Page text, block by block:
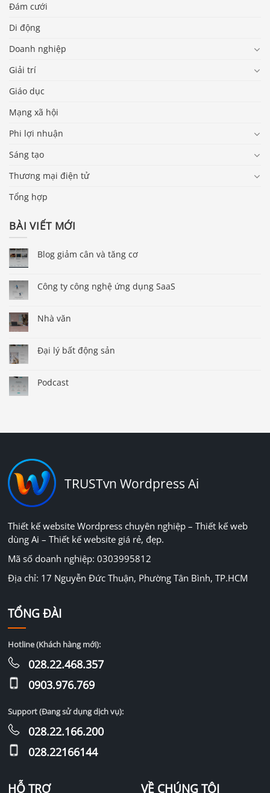
Đám cưới
Di động
Doanh nghiệp
Giải trí
Giáo dục
Mạng xã hội
Phi lợi nhuận
Sáng tạo
Thương mại điện tử
Tổng hợp
BÀI VIẾT MỚI
Blog giảm cân và tăng cơ
Công ty công nghệ ứng dụng SaaS
Nhà văn
Đại lý bất động sản
Podcast
TRUSTvn Wordpress Ai
Thiết kế website Wordpress chuyên nghiệp – Thiết kế web
dùng Ai – Thiết kế website giá rẻ, đẹp.
Mã số doanh nghiệp: 0303995812
Địa chỉ: 17 Nguyễn Đức Thuận, Phường Tân Bình, TP.HCM
HỖ TRỢ VỀ CHÚNG TÔI
TỔNG ĐÀI
Hotline (Khách hàng mới):
028.22.468.357
0903.976.769
Support (Đang sử dụng dịch vụ):
028.22.166.200
028.22166144